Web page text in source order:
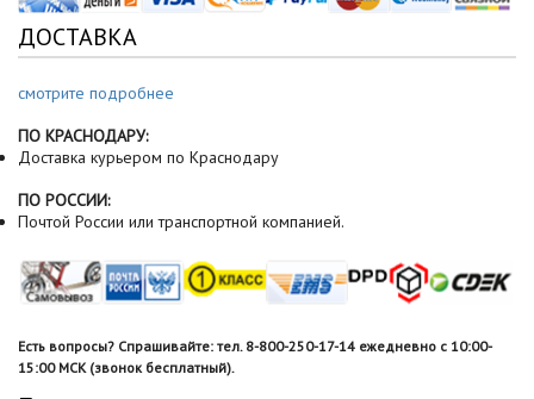
ДОСТАВКА
смотрите подробнее
ПО КРАСНОДАРУ:
Доставка курьером по Краснодару
ПО РОССИИ:
Почтой России или транспортной компанией.
Есть вопросы? Спрашивайте: тел. 8-800-250-17-14 ежедневно с 10:00-
15:00 МСК (звонок бесплатный).